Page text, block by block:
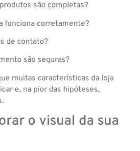
são completas?
funciona corretamente?
de contato?
são seguras?
muitas características da loja
e, na pior das hipóteses,
o visual da sua